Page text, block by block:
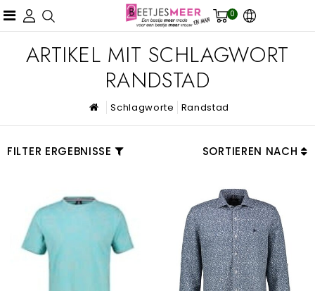
0
ARTIKEL MIT SCHLAGWORT
RANDSTAD
Schlagworte Randstad
FILTER ERGEBNISSE SORTIEREN NACH